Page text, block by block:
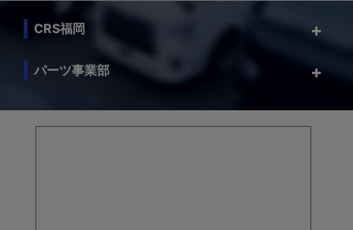
CRS福岡
パーツ事業部